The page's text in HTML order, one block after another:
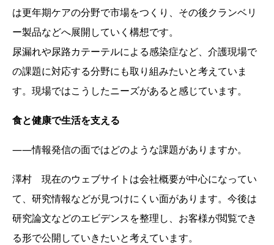
は更年期ケアの分野で市場をつくり、その後クランベリ
ー製品などへ展開していく構想です。
尿漏れや尿路カテーテルによる感染症など、介護現場で
の課題に対応する分野にも取り組みたいと考えていま
す。現場ではこうしたニーズがあると感じています。
食と健康で生活を支える
――情報発信の面ではどのような課題がありますか。
澤村 現在のウェブサイトは会社概要が中心になってい
て、研究情報などが見つけにくい面があります。今後は
研究論文などのエビデンスを整理し、お客様が閲覧でき
る形で公開していきたいと考えています。